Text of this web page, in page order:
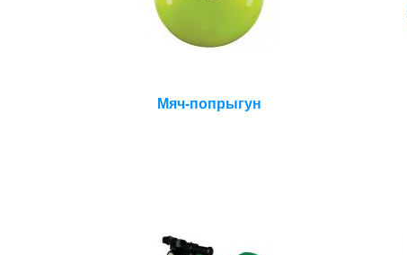
Мяч-попрыгун